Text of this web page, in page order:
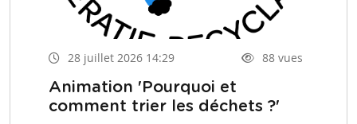
28 juillet 2026 14:29 88 vues
Animation 'Pourquoi et
comment trier les déchets ?'